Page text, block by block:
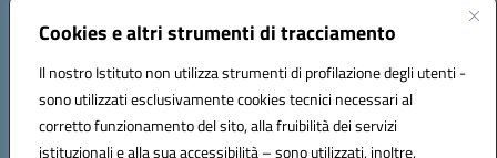
Cookies e altri strumenti di tracciamento
Il nostro Istituto non utilizza strumenti di profilazione degli utenti -
sono utilizzati esclusivamente cookies tecnici necessari al
corretto funzionamento del sito, alla fruibilità dei servizi
istituzionali e alla sua accessibilità – sono utilizzati, inoltre,
Indirizzo:Via Coniugi Crigna – Cap. 89861 – Tropea (VV)
Posta elettronica certificata (PEC):vvic82200d@pec.istruzione.it
Codice fiscale: 96012410799
Codice meccanografico:VVIC82200D